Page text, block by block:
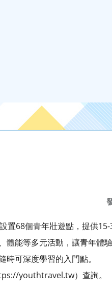
置68個青年壯遊點，提供
體能等多元活動，讓青年體
可深度學習的入門點。
youthtravel.tw）查詢。